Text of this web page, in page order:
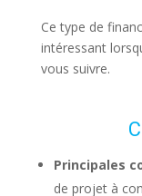
Ce type de
intéressant
vous suivre.
Principales
de projet à